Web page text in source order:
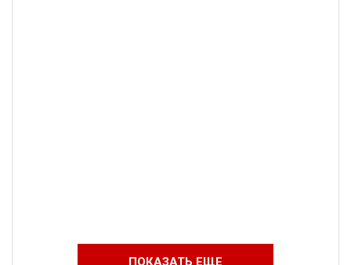
ПОКАЗАТЬ ЕЩЕ